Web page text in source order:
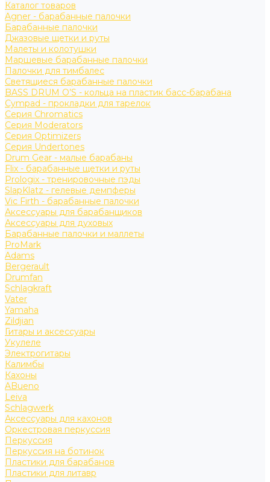
Каталог товаров
Agner - барабанные палочки
Барабанные палочки
Джазовые щетки и руты
Малеты и колотушки
Маршевые барабанные палочки
Палочки для тимбалес
Светящиеся барабанные палочки
BASS DRUM O’S - кольца на пластик басс-барабана
Cympad - прокладки для тарелок
Серия Chromatics
Серия Moderators
Серия Optimizers
Серия Undertones
Drum Gear - малые барабаны
Flix - барабанные щетки и руты
Prologix - тренировочные пэды
SlapKlatz - гелевые демпферы
Vic Firth - барабанные палочки
Аксессуары для барабанщиков
Аксессуары для духовых
Барабанные палочки и маллеты
ProMark
Adams
Bergerault
Drumfan
Schlagkraft
Vater
Yamaha
Zildjian
Гитары и аксессуары
Укулеле
Электрогитары
Калимбы
Кахоны
ABueno
Leiva
Schlagwerk
Аксессуары для кахонов
Оркестровая перкуссия
Перкуссия
Перкуссия на ботинок
Пластики для барабанов
Пластики для литавр